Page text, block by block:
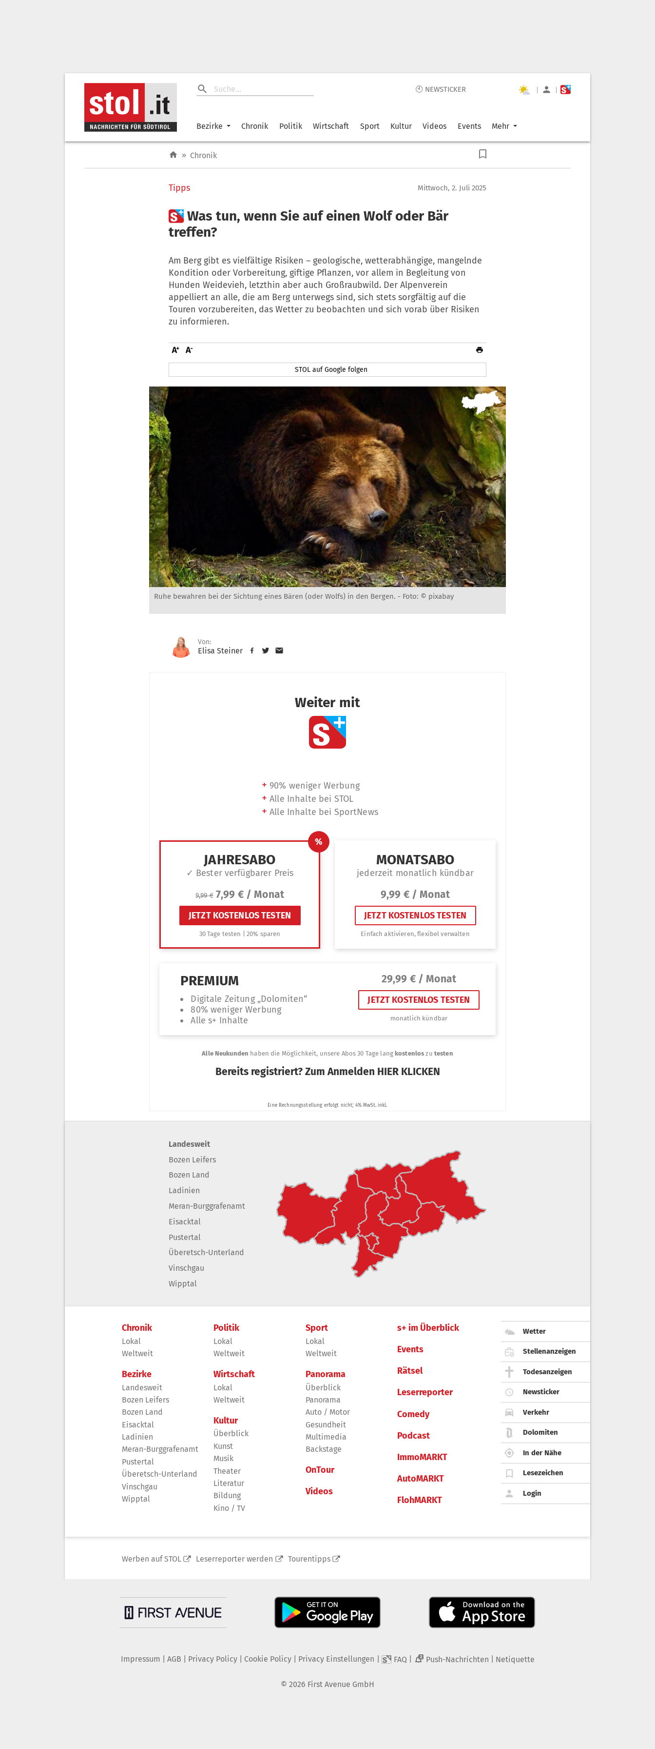
🕙 NEWSTICKER | |
Bezirke Chronik Politik Wirtschaft Sport Kultur Videos Events Mehr
» Chronik
Tipps Mittwoch, 2. Juli 2025
Was tun, wenn Sie auf einen Wolf oder Bär
treffen?
Am Berg gibt es vielfältige Risiken – geologische, wetterabhängige, mangelnde
Kondition oder Vorbereitung, giftige Pflanzen, vor allem in Begleitung von
Hunden Weidevieh, letzthin aber auch Großraubwild. Der Alpenverein
appelliert an alle, die am Berg unterwegs sind, sich stets sorgfältig auf die
Touren vorzubereiten, das Wetter zu beobachten und sich vorab über Risiken
zu informieren.
STOL auf Google folgen
Ruhe bewahren bei der Sichtung eines Bären (oder Wolfs) in den Bergen. - Foto: © pixabay
Von:
Elisa Steiner
Landesweit
Bozen Leifers
Bozen Land
Ladinien
Meran-Burggrafenamt
Eisacktal
Pustertal
Überetsch-Unterland
Vinschgau
Wipptal
Chronik
Lokal
Weltweit
Bezirke
Landesweit
Bozen Leifers
Bozen Land
Eisacktal
Ladinien
Meran-Burggrafenamt
Pustertal
Überetsch-Unterland
Vinschgau
Wipptal
Politik
Lokal
Weltweit
Wirtschaft
Lokal
Weltweit
Kultur
Überblick
Kunst
Musik
Theater
Literatur
Bildung
Kino / TV
Sport
Lokal
Weltweit
Panorama
Überblick
Panorama
Auto / Motor
Gesundheit
Multimedia
Backstage
OnTour
Videos
s+ im Überblick
Events
Rätsel
Leserreporter
Comedy
Podcast
ImmoMARKT
AutoMARKT
FlohMARKT
Wetter
Stellenanzeigen
Todesanzeigen
Newsticker
Verkehr
Dolomiten
In der Nähe
Lesezeichen
Login
Werben auf STOL Leserreporter werden Tourentipps
Impressum AGB Privacy Policy| Cookie Policy| Privacy Einstellungen FAQ 2 Push-Nachrichten Netiquette
© 2026 First Avenue GmbH